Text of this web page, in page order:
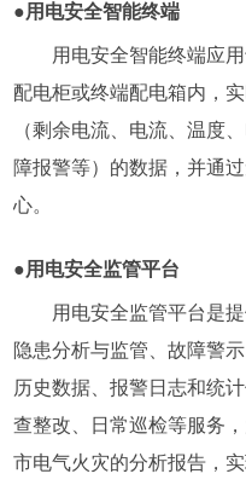
●用电安全智能终端
用电安全智能终端应
配电柜或终端配电箱内，
（剩余电流、电流、温度
障报警等）的数据，并通
心。
●用电安全监管平台
用电安全监管平台是
隐患分析与监管、故障警
历史数据、报警日志和统
查整改、日常巡检等服务
市电气火灾的分析报告，